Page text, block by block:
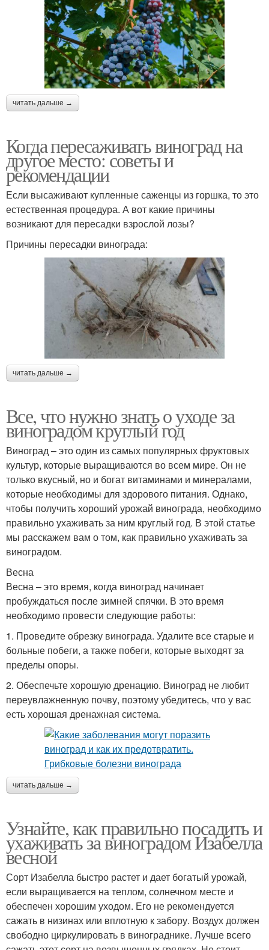
читать дальше →
Когда пересаживать виноград на
другое место: советы и
рекомендации
Если высаживают купленные саженцы из горшка, то это
естественная процедура. А вот какие причины
возникают для пересадки взрослой лозы?
Причины пересадки винограда:
читать дальше →
Все, что нужно знать о уходе за
виноградом круглый год
Виноград – это один из самых популярных фруктовых
культур, которые выращиваются во всем мире. Он не
только вкусный, но и богат витаминами и минералами,
которые необходимы для здорового питания. Однако,
чтобы получить хороший урожай винограда, необходимо
правильно ухаживать за ним круглый год. В этой статье
мы расскажем вам о том, как правильно ухаживать за
виноградом.
Весна
Весна – это время, когда виноград начинает
пробуждаться после зимней спячки. В это время
необходимо провести следующие работы:
1. Проведите обрезку винограда. Удалите все старые и
больные побеги, а также побеги, которые выходят за
пределы опоры.
2. Обеспечьте хорошую дренацию. Виноград не любит
переувлажненную почву, поэтому убедитесь, что у вас
есть хорошая дренажная система.
читать дальше →
Узнайте, как правильно посадить и
ухаживать за виноградом Изабелла
весной
Сорт Изабелла быстро растет и дает богатый урожай,
если выращивается на теплом, солнечном месте и
обеспечен хорошим уходом. Его не рекомендуется
сажать в низинах или вплотную к забору. Воздух должен
свободно циркулировать в винограднике. Лучше всего